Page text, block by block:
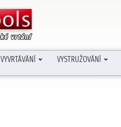
VYVRTÁVÁNÍ VYSTRUŽOVÁNÍ